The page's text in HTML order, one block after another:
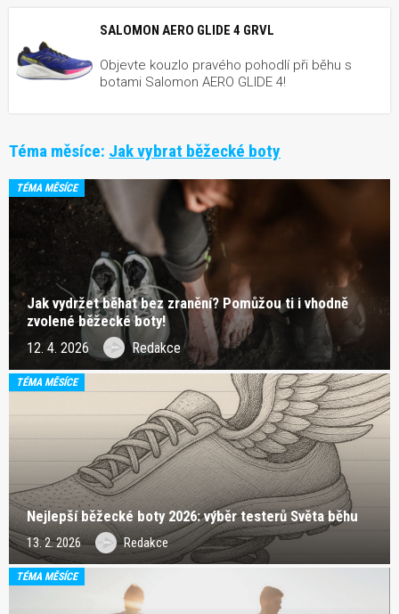
SALOMON AERO GLIDE 4 GRVL
Objevte kouzlo pravého pohodlí při běhu s
botami Salomon AERO GLIDE 4!
Téma měsíce: Jak vybrat běžecké boty
TÉMA MĚSÍCE
Jak vydržet běhat bez zranění? Pomůžou ti i vhodně
zvolené běžecké boty!
12. 4. 2026 Redakce
TÉMA MĚSÍCE
Nejlepší běžecké boty 2026: výběr testerů Světa běhu
13. 2. 2026 Redakce
TÉMA MĚSÍCE